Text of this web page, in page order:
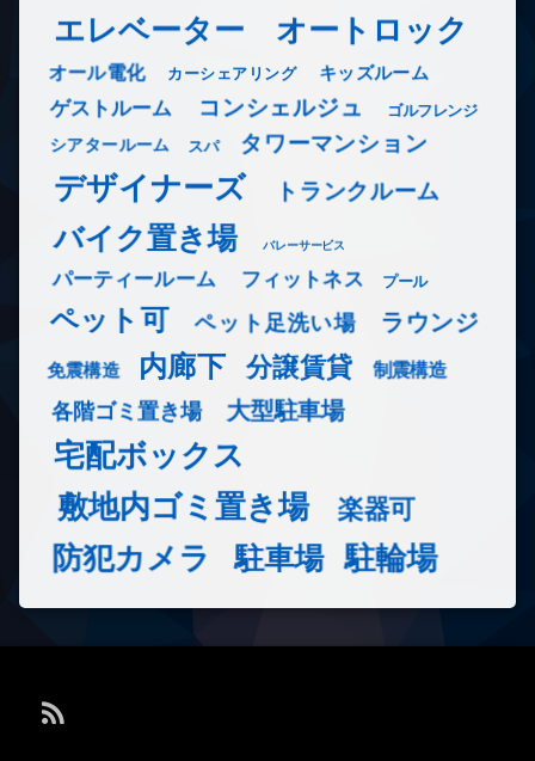
エレベーター オートロック
オール電化 カーシェアリング キッズルーム
ゲストルーム コンシェルジュ ゴルフレンジ
シアタールーム スパ タワーマンション
デザイナーズ トランクルーム
バイク置き場 バレーサービス
パーティールーム フィットネス プール
ペット可 ペット足洗い場 ラウンジ
免震構造 内廊下 分譲賃貸 制震構造
各階ゴミ置き場 大型駐車場
宅配ボックス
敷地内ゴミ置き場
楽器可
防犯カメラ 駐車場 駐輪場
RSS